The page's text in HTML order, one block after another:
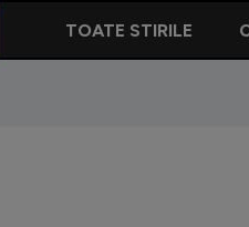
TOATE STIRILE